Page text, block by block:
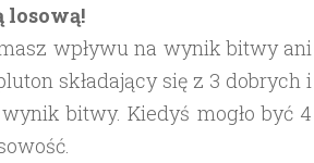
losową!
wpływu na wynik bitwy ani
składający się z 3 dobrych i
bitwy. Kiedyś mogło być 4